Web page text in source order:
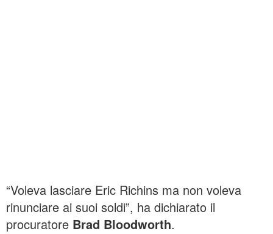
“Voleva lasciare Eric Richins ma non voleva
rinunciare ai suoi soldi”, ha dichiarato il
procuratore Brad Bloodworth.